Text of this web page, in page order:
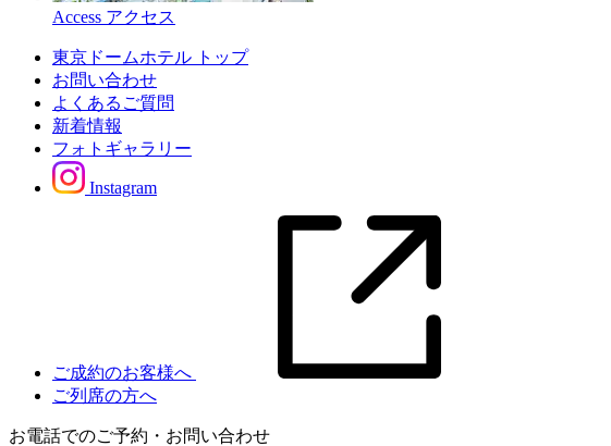
Access アクセス
東京ドームホテル トップ
お問い合わせ
よくあるご質問
新着情報
フォトギャラリー
Instagram
ご成約のお客様へ
ご列席の方へ
お電話でのご予約・お問い合わせ